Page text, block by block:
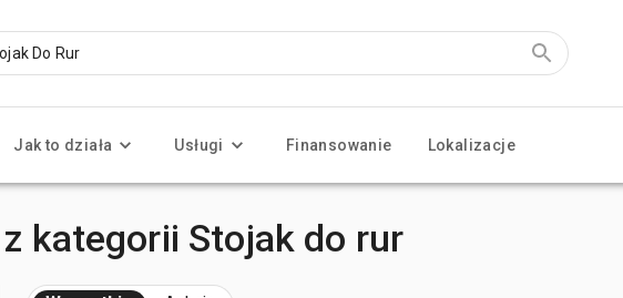
Jak to działa Usługi Finansowanie Lokalizacje
kategorii Stojak do rur